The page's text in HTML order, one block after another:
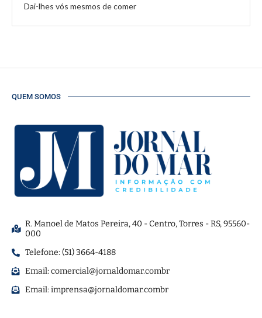
Dai-lhes vós mesmos de comer
QUEM SOMOS
R. Manoel de Matos Pereira, 40 - Centro, Torres - RS, 95560-
000
Telefone: (51) 3664-4188
Email:comercial@jornaldomar.combr
Email:imprensa@jornaldomar.combr